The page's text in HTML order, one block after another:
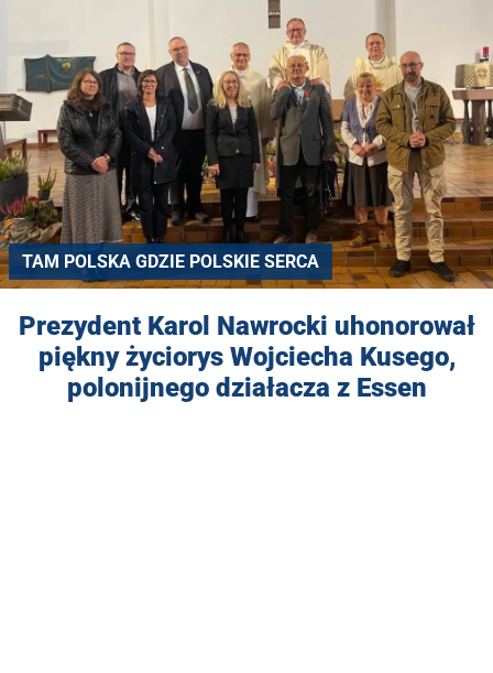
TAM POLSKA GDZIE POLSKIE SERCA
Prezydent Karol Nawrocki uhonorował
piękny życiorys Wojciecha Kusego,
polonijnego działacza z Essen